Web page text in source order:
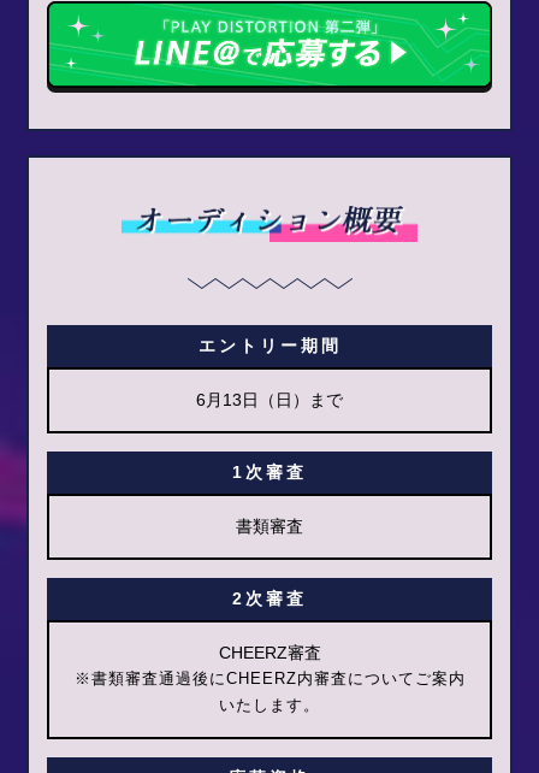
エントリー期間
6月13日（日）まで
1次審査
書類審査
2次審査
CHEERZ審査
※書類審査通過後にCHEERZ内審査についてご案内
いたします。